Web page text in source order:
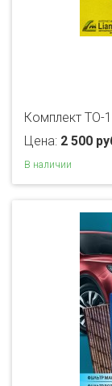
Комплект ТО-
Цена: 2 500
В наличии